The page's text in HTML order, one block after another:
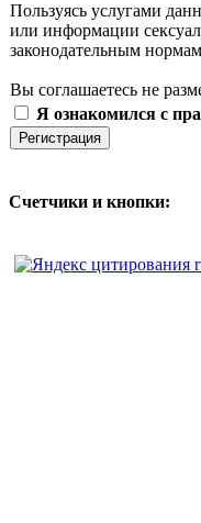
Пользуясь услугами
или информации
законодательным
Вы соглашаетесь не
Я ознакомился с
Счетчики и кнопки: